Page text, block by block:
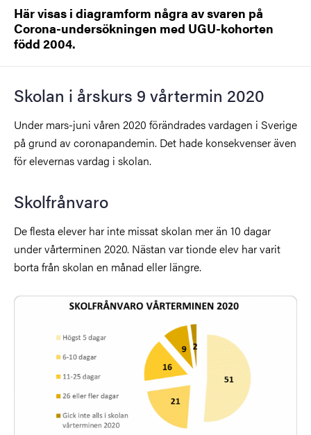
Här visas i diagramform några av svaren på
Corona-undersökningen med UGU-kohorten
född 2004.
Skolan i årskurs 9 vårtermin 2020
Under mars-juni våren 2020 förändrades vardagen i Sverige
på grund av coronapandemin. Det hade konsekvenser även
för elevernas vardag i skolan.
Skolfrånvaro
De flesta elever har inte missat skolan mer än 10 dagar
under vårterminen 2020. Nästan var tionde elev har varit
borta från skolan en månad eller längre.